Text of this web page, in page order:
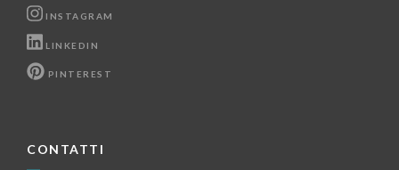
INSTAGRAM
LINKEDIN
PINTEREST
CONTATTI